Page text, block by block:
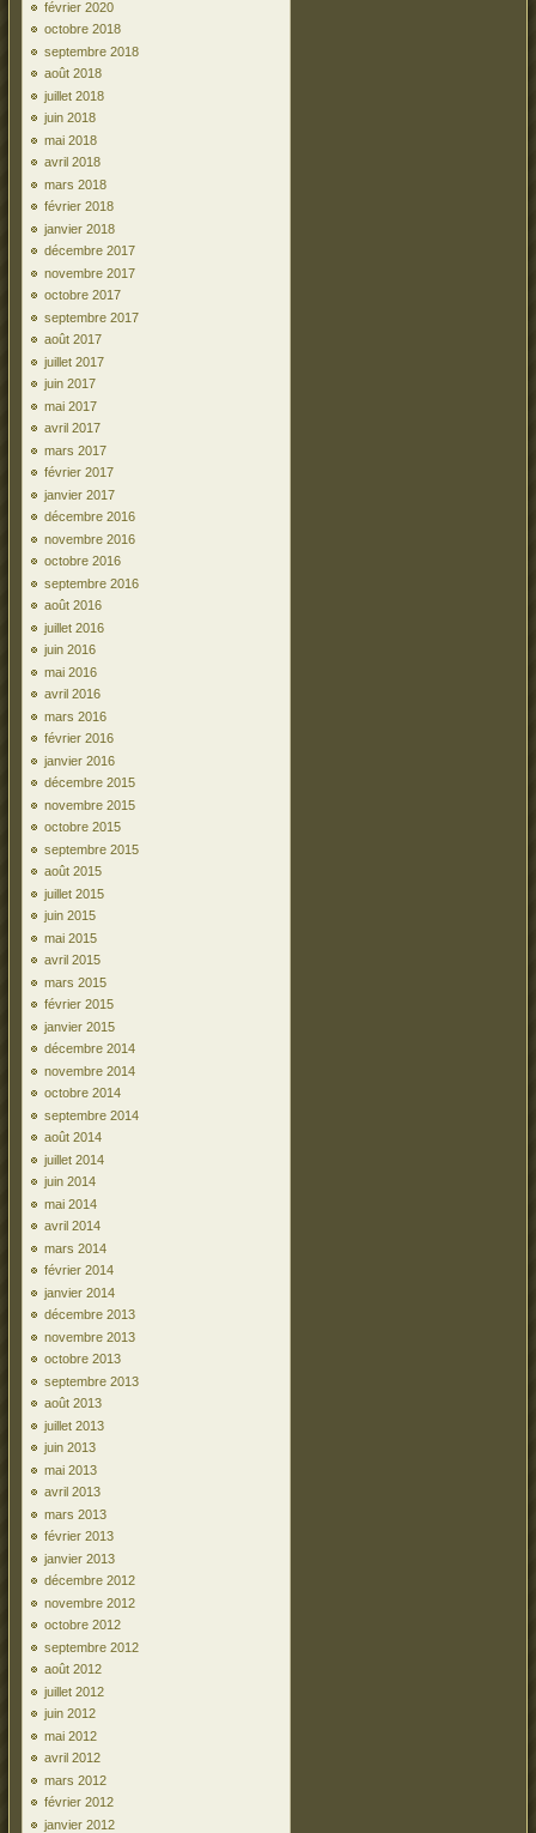
février 2020
octobre 2018
septembre 2018
août 2018
juillet 2018
juin 2018
mai 2018
avril 2018
mars 2018
février 2018
janvier 2018
décembre 2017
novembre 2017
octobre 2017
septembre 2017
août 2017
juillet 2017
juin 2017
mai 2017
avril 2017
mars 2017
février 2017
janvier 2017
décembre 2016
novembre 2016
octobre 2016
septembre 2016
août 2016
juillet 2016
juin 2016
mai 2016
avril 2016
mars 2016
février 2016
janvier 2016
décembre 2015
novembre 2015
octobre 2015
septembre 2015
août 2015
juillet 2015
juin 2015
mai 2015
avril 2015
mars 2015
février 2015
janvier 2015
décembre 2014
novembre 2014
octobre 2014
septembre 2014
août 2014
juillet 2014
juin 2014
mai 2014
avril 2014
mars 2014
février 2014
janvier 2014
décembre 2013
novembre 2013
octobre 2013
septembre 2013
août 2013
juillet 2013
juin 2013
mai 2013
avril 2013
mars 2013
février 2013
janvier 2013
décembre 2012
novembre 2012
octobre 2012
septembre 2012
août 2012
juillet 2012
juin 2012
mai 2012
avril 2012
mars 2012
février 2012
janvier 2012